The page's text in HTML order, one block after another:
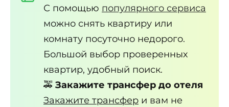
С помощью популярного сервиса
можно снять квартиру или
комнату посуточно недорого.
Большой выбор проверенных
квартир, удобный поиск.
🚕 Закажите трансфер до отеля
Закажите трансфер и вам не